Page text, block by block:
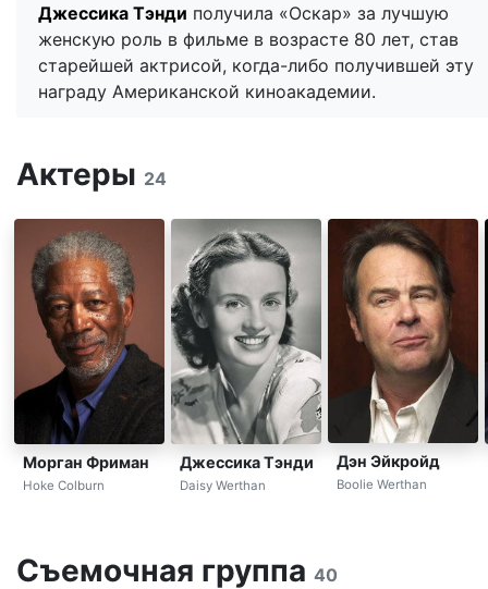
Джессика Тэнди получила «Оскар» за лучшую
женскую роль в фильме в возрасте 80 лет, став
старейшей актрисой, когда-либо получившей эту
награду Американской киноакадемии.
Актеры 24
Морган Фриман
Hoke Colburn
Джессика Тэнди
Daisy Werthan
Дэн Эйкройд
Boolie Werthan
Съемочная группа 40